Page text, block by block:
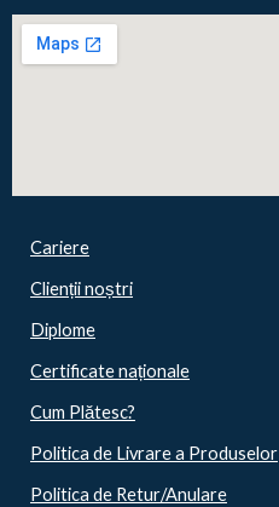
Cariere
Clienții noștri
Diplome
Certificate naționale
Cum Plătesc?
Politica de Livrare a Produselor
Politica de Retur/Anulare